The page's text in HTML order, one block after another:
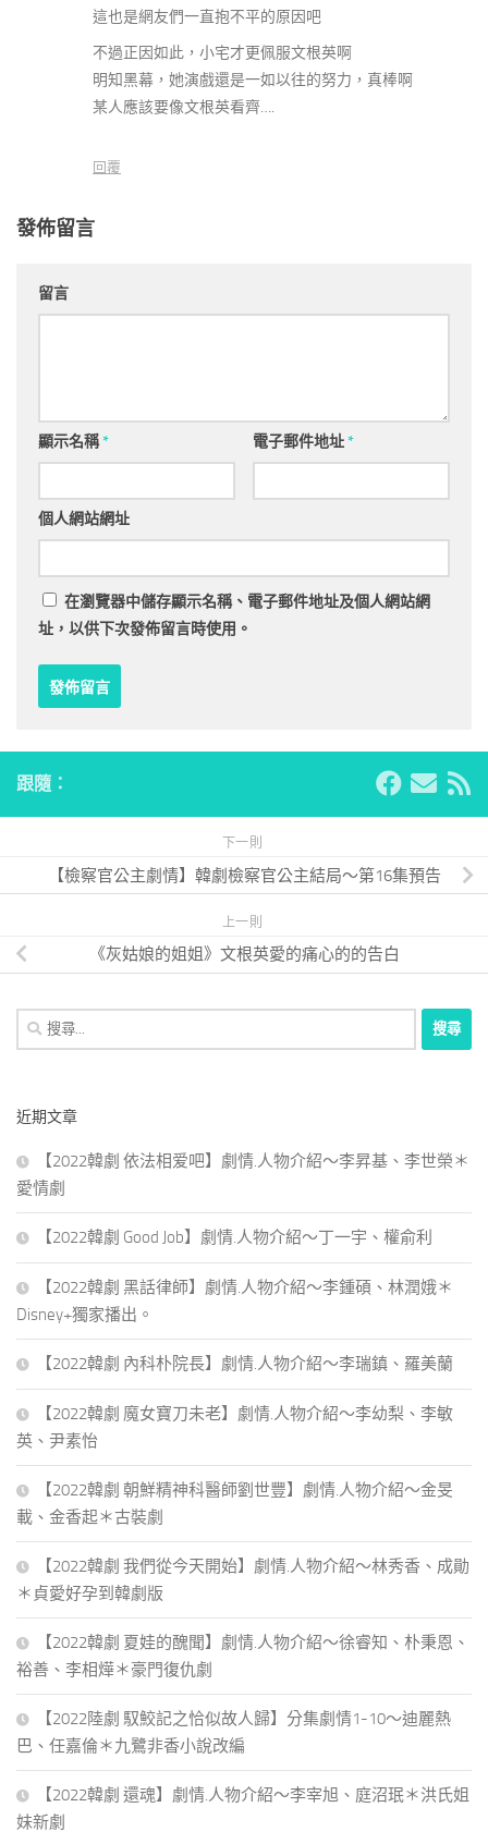
這也是網友們一直抱不平的原因吧
不過正因如此，小宅才更佩服文根英啊
明知黑幕，她演戲還是一如以往的努力，真棒啊
某人應該要像文根英看齊….
回覆
發佈留言
留言
顯示名稱* 電子郵件地址*
個人網站網址
在瀏覽器中儲存顯示名稱、電子郵件地址及個人網站網
址，以供下次發佈留言時使用。
跟隨：
下一則
【檢察官公主劇情】韓劇檢察官公主結局～第16集預告
上一則
《灰姑娘的姐姐》文根英愛的痛心的的告白
搜
尋
字:
近期文章
【2022韓劇 依法相爱吧】劇情.人物介紹～李昇基、李世榮＊
愛情劇
【2022韓劇 Good Job】劇情.人物介紹～丁一宇、權俞利
【2022韓劇 黑話律師】劇情.人物介紹～李鍾碩、林潤娥＊
Disney+獨家播出。
【2022韓劇 內科朴院長】劇情.人物介紹～李瑞鎮、羅美蘭
【2022韓劇 魔女寶刀未老】劇情.人物介紹～李幼梨、李敏
英、尹素怡
【2022韓劇 朝鮮精神科醫師劉世豐】劇情.人物介紹～金旻
載、金香起＊古裝劇
【2022韓劇 我們從今天開始】劇情.人物介紹～林秀香、成勛
＊貞愛好孕到韓劇版
【2022韓劇 夏娃的醜聞】劇情.人物介紹～徐睿知、朴秉恩、
裕善、李相燁＊豪門復仇劇
【2022陸劇 馭鮫記之恰似故人歸】分集劇情1-10～迪麗熱
巴、任嘉倫＊九鷺非香小說改編
【2022韓劇 還魂】劇情.人物介紹～李宰旭、庭沼珉＊洪氏姐
妹新劇